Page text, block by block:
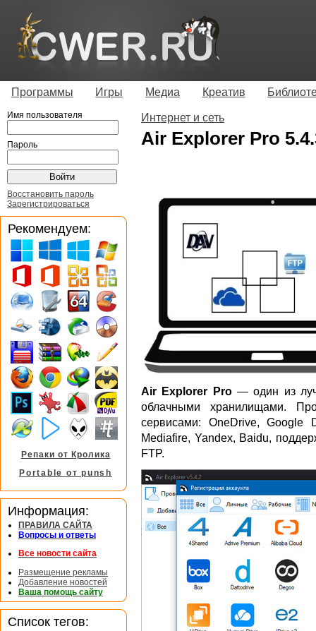
Программы Игры Медиа Креатив
Интернет и сеть
Air Explorer Pro
Air Explorer Pro— один из
облачными хранилищами.
сервисами: OneDrive, Google
Mediafire, Yandex, Baidu,
FТP.
Имя пользователя
Пароль
Восстановить пароль
Зарегистрироваться
Рекомендуем:
Репаки от Кролика
Portable от punsh
Информация:
ПРАВИЛА САЙТА
Вопросы и ответы
Все новости сайта
Размещение рекламы
Добавление новостей
Ваша помощь сайту
Список тегов: